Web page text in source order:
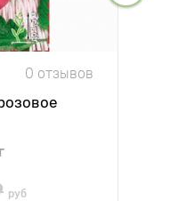
0 отзывов
руб